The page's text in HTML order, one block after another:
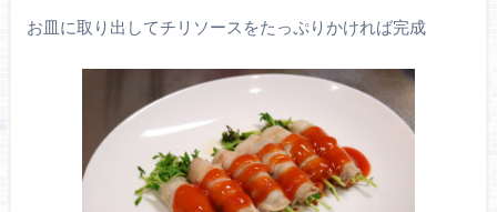
お皿に取り出してチリソースをたっぷりかければ完成